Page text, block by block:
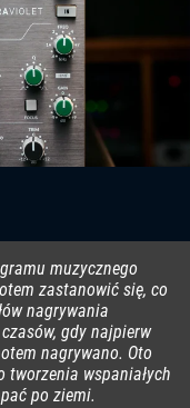
muzycznego
zastanowić się, co
nagrywania
gdy najpierw
nagrywano. Oto
tworzenia wspaniałych
po ziemi.